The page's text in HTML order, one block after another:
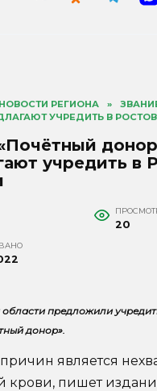
НОВОСТИ РЕГИОНА »
УЧРЕДИТЬ В
учредить в
20
области предложили
донор».
является
крови, пишет